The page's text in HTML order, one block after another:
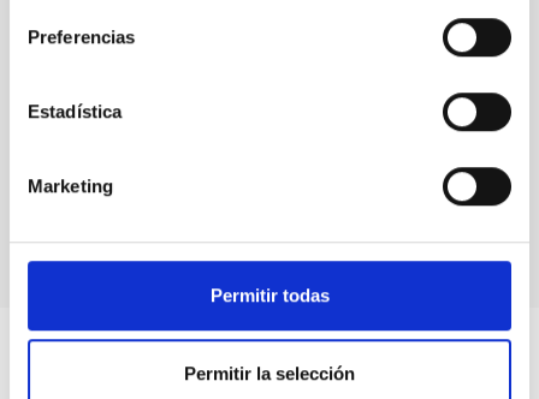
Preferencias
Estadística
Marketing
Permitir todas
Permitir la selección
COMUNICACIÓN Y CULTURA CIENTÍFICA
veronica.martin@iac.es